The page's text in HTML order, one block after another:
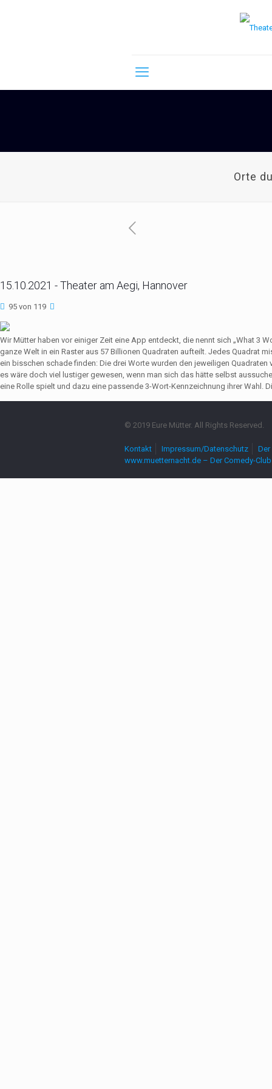
Orte
15.10.2021 - Theater am Aegi, Hannover
95 von 119
Wir Mütter haben vor einiger Zeit eine App entdeckt, die nennt sich „What 3
ganze Welt in ein Raster aus 57 Billionen Quadraten aufteilt. Jedes Quadrat
ein bisschen schade finden: Die drei Worte wurden den jeweiligen
es wäre doch viel lustiger gewesen, wenn man sich das hätte selbst
eine Rolle spielt und dazu eine passende 3-Wort-Kennzeichnung ihrer Wahl.
© 2019 Eure Mütter. All Rights Reserved.
Kontakt Impressum/Datenschutz
www.muetternacht.de – Der Comedy-Club